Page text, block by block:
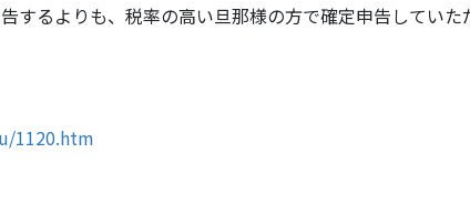
するよりも、税率の高い旦那様の方で確定申告していた
1120.htm